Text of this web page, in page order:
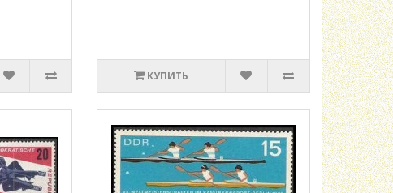
КУПИТЬ